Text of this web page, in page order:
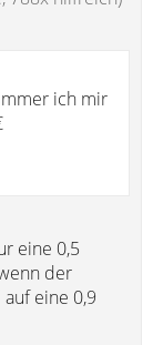
ich mir
eine 0,5
der
eine 0,9